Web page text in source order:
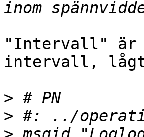
"Intervall" är
intervall,
>
>